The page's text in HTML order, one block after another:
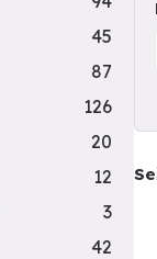
45
87
126
20
12
3
42